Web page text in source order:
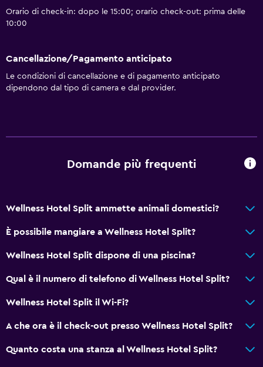
Orario di check-in: dopo le 15:00; orario check-out: prima delle
10:00
Cancellazione/Pagamento anticipato
Le condizioni di cancellazione e di pagamento anticipato
dipendono dal tipo di camera e dal provider.
Domande più frequenti
Wellness Hotel Split ammette animali domestici?
È possibile mangiare a Wellness Hotel Split?
Wellness Hotel Split dispone di una piscina?
Qual è il numero di telefono di Wellness Hotel Split?
Wellness Hotel Split il Wi-Fi?
A che ora è il check-out presso Wellness Hotel Split?
Quanto costa una stanza al Wellness Hotel Split?